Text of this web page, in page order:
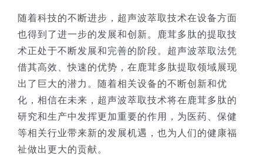
随着科技的不断进步，超声波萃取技术在设备方面
也得到了进一步的发展和创新。鹿茸多肽的提取技
术正处于不断发展和完善的阶段。超声波萃取法凭
借其高效、快速的优势，在鹿茸多肽提取领域展现
出了巨大的潜力。随着相关设备的不断创新和优
化，相信在未来，超声波萃取技术将在鹿茸多肽的
研究和生产中发挥更加重要的作用，为医药、保健
等相关行业带来新的发展机遇，也为人们的健康福
祉做出更大的贡献。